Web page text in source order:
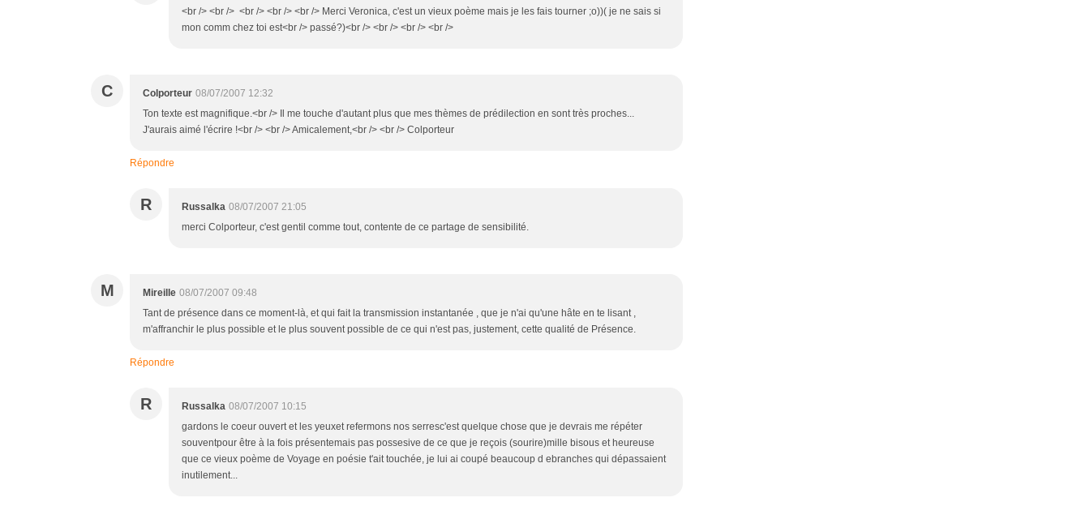
<br /> <br /> <br /> <br /> <br /> Merci Veronica, c'est un vieux poème mais je les fais tourner ;o))( je ne sais si
mon comm chez toi est<br /> passé?)<br /> <br /> <br /> <br />
C Colporteur 08/07/2007 12:32
Ton texte est magnifique.<br /> Il me touche d'autant plus que mes thèmes de prédilection en sont très proches...
J'aurais aimé l'écrire !<br /> <br /> Amicalement,<br /> <br /> Colporteur
Répondre
R Russalka 08/07/2007 21:05
merci Colporteur, c'est gentil comme tout, contente de ce partage de sensibilité.
M Mireille 08/07/2007 09:48
Tant de présence dans ce moment-là, et qui fait la transmission instantanée , que je n'ai qu'une hâte en te lisant ,
m'affranchir le plus possible et le plus souvent possible de ce qui n'est pas, justement, cette qualité de Présence.
Répondre
R Russalka 08/07/2007 10:15
gardons le coeur ouvert et les yeuxet refermons nos serresc'est quelque chose que je devrais me répéter
souventpour être à la fois présentemais pas possesive de ce que je reçois (sourire)mille bisous et heureuse
que ce vieux poème de Voyage en poésie t'ait touchée, je lui ai coupé beaucoup d ebranches qui dépassaient
inutilement...